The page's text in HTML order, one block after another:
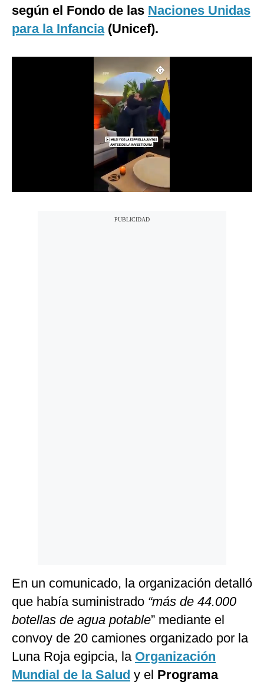
Club del Suscriptor
según el Fondo de las Naciones Unidas
para la Infancia(Unicef).
En un comunicado, la organización detalló
que había suministrado “más de 44.000
botellas de agua potable” mediante el
convoy de 20 camiones organizado por la
Luna Roja egipcia, la Organización
Mundial de la Salud y el Programa